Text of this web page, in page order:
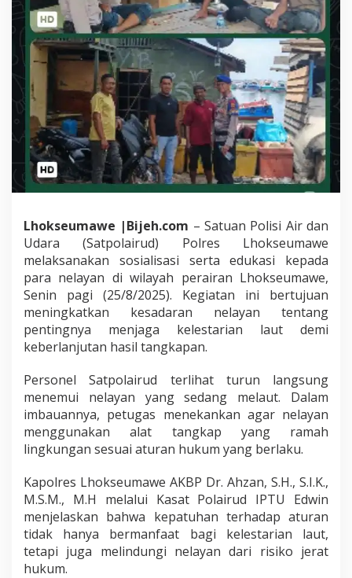
w
e
A
a
k
N
e
l
a
y
a
n
J
d
i
e
l
o
p
o
r
L
u
e
s
t
r
i
Lhokseumawe |Bijeh.com – Satuan Polisi Air dan
Udara (Satpolairud) Polres Lhokseumawe
melaksanakan sosialisasi serta edukasi kepada
para nelayan di wilayah perairan Lhokseumawe,
Senin pagi (25/8/2025). Kegiatan ini bertujuan
meningkatkan kesadaran nelayan tentang
pentingnya menjaga kelestarian laut demi
keberlanjutan hasil tangkapan.
Personel Satpolairud terlihat turun langsung
menemui nelayan yang sedang melaut. Dalam
imbauannya, petugas menekankan agar nelayan
menggunakan alat tangkap yang ramah
lingkungan sesuai aturan hukum yang berlaku.
Kapolres Lhokseumawe AKBP Dr. Ahzan, S.H., S.I.K.,
M.S.M., M.H melalui Kasat Polairud IPTU Edwin
menjelaskan bahwa kepatuhan terhadap aturan
tidak hanya bermanfaat bagi kelestarian laut,
tetapi juga melindungi nelayan dari risiko jerat
hukum.